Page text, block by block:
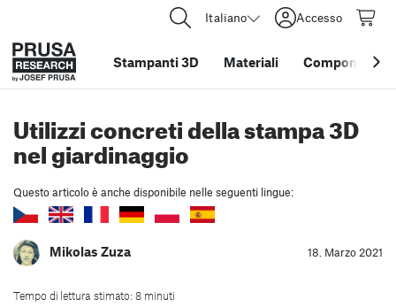
Italiano Accesso
Stampanti 3D Materiali Componenti e
Utilizzi concreti della stampa 3D
nel giardinaggio
Questo articolo è anche disponibile nelle seguenti lingue:
Mikolas Zuza 18. Marzo 2021
Tempo di lettura stimato: 8 minuti